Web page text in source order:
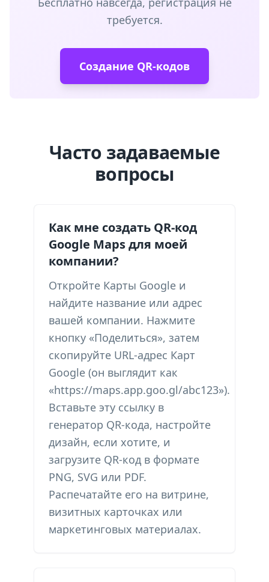
требуется.
Создание QR-кодов
Часто задаваемые
вопросы
Как мне создать QR-код
Google Maps для моей
компании?
Откройте Карты Google и
найдите название или адрес
вашей компании. Нажмите
кнопку «Поделиться», затем
скопируйте URL-адрес Карт
Google (он выглядит как
«https://maps.app.goo.gl/abc123»).
Вставьте эту ссылку в
генератор QR-кода, настройте
дизайн, если хотите, и
загрузите QR-код в формате
PNG, SVG или PDF.
Распечатайте его на витрине,
визитных карточках или
маркетинговых материалах.